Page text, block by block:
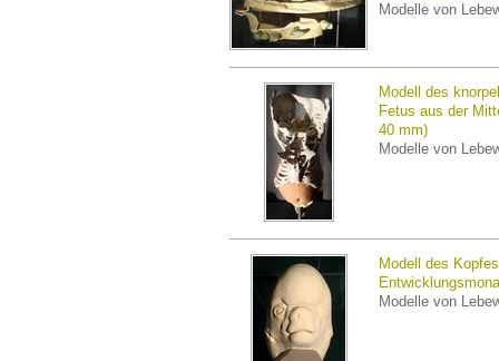
Modelle von
Modell des
Fetus aus der
40 mm)
Modelle von
Modell des
Modelle von